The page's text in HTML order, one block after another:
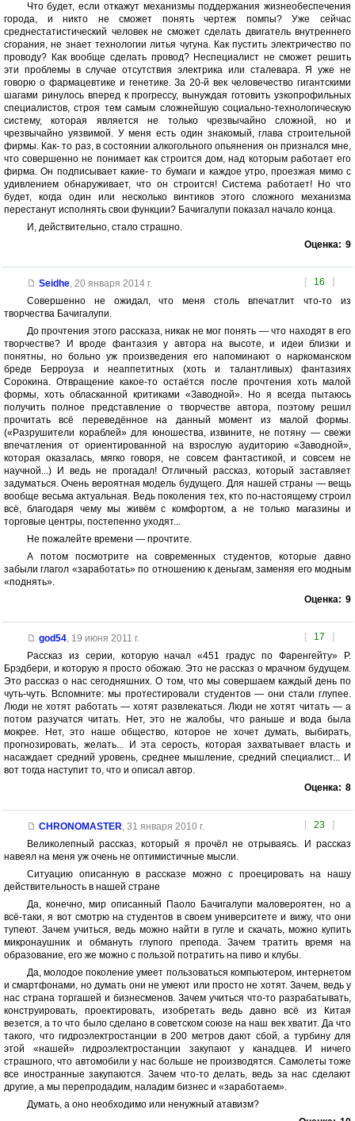
Что будет, если откажут механизмы поддержания жизнеобеспечения
города, и никто не сможет понять чертеж помпы? Уже сейчас
среднестатистический человек не сможет сделать двигатель внутреннего
сгорания, не знает технологии литья чугуна. Как пустить электричество по
проводу? Как вообще сделать провод? Неспециалист не сможет решить
эти проблемы в случае отсутствия электрика или сталевара. Я уже не
говорю о фармацевтике и генетике. За 20-й век человечество гигантскими
шагами ринулось вперед к прогрессу, вынуждая готовить узкопрофильных
специалистов, строя тем самым сложнейшую социально-технологическую
систему, которая является не только чрезвычайно сложной, но и
чрезвычайно уязвимой. У меня есть один знакомый, глава строительной
фирмы. Как- то раз, в состоянии алкогольного опьянения он признался мне,
что совершенно не понимает как строится дом, над которым работает его
фирма. Он подписывает какие- то бумаги и каждое утро, проезжая мимо с
удивлением обнаруживает, что он строится! Система работает! Но что
будет, когда один или несколько винтиков этого сложного механизма
перестанут исполнять свои функции? Бачигалупи показал начало конца.
И, действительно, стало страшно.
Оценка: 9
[ 16 ]
Seidhe, 20 января 2014 г.
Совершенно не ожидал, что меня столь впечатлит что-то из
творчества Бачигалупи.
До прочтения этого рассказа, никак не мог понять — что находят в его
творчестве? И вроде фантазия у автора на высоте, и идеи близки и
понятны, но больно уж произведения его напоминают о наркоманском
бреде Берроуза и неаппетитных (хоть и талантливых) фантазиях
Сорокина. Отвращение какое-то остаётся после прочтения хоть малой
формы, хоть обласканной критиками «Заводной». Но я всегда пытаюсь
получить полное представление о творчестве автора, поэтому решил
прочитать всё переведённое на данный момент из малой формы.
(«Разрушители кораблей» для юношества, извините, не потяну — свежи
впечатления от ориентированной на взрослую аудиторию «Заводной»,
которая оказалась, мягко говоря, не совсем фантастикой, и совсем не
научной...) И ведь не прогадал! Отличный рассказ, который заставляет
задуматься. Очень вероятная модель будущего. Для нашей страны — вещь
вообще весьма актуальная. Ведь поколения тех, кто по-настоящему строил
всё, благодаря чему мы живём с комфортом, а не только магазины и
торговые центры, постепенно уходят...
Не пожалейте времени — прочтите.
А потом посмотрите на современных студентов, которые давно
забыли глагол «заработать» по отношению к деньгам, заменяя его модным
«поднять».
Оценка: 9
[ 17 ]
god54, 19 июня 2011 г.
Рассказ из серии, которую начал «451 градус по Фаренгейту» Р.
Брэдбери, и которую я просто обожаю. Это не рассказ о мрачном будущем.
Это рассказ о нас сегодняшних. О том, что мы совершаем каждый день по
чуть-чуть. Вспомните: мы протестировали студентов — они стали глупее.
Люди не хотят работать — хотят развлекаться. Люди не хотят читать — а
потом разучатся читать. Нет, это не жалобы, что раньше и вода была
мокрее. Нет, это наше общество, которое не хочет думать, выбирать,
прогнозировать, желать... И эта серость, которая захватывает власть и
насаждает средний уровень, среднее мышление, средний специалист... И
вот тогда наступит то, что и описал автор.
Оценка: 8
[ 23 ]
CHRONOMASTER, 31 января 2010 г.
Великолепный рассказ, который я прочёл не отрываясь. И рассказ
навеял на меня уж очень не оптимистичные мысли.
Ситуацию описанную в рассказе можно с проецировать на нашу
действительность в нашей стране
Да, конечно, мир описанный Паоло Бачигалупи маловероятен, но а
всё-таки, я вот смотрю на студентов в своем университете и вижу, что они
тупеют. Зачем учиться, ведь можно найти в гугле и скачать, можно купить
микронаушник и обмануть глупого препода. Зачем тратить время на
образование, его же можно с пользой потратить на пиво и клубы.
Да, молодое поколение умеет пользоваться компьютером, интернетом
и смартфонами, но думать они не умеют или просто не хотят. Зачем, ведь у
нас страна торгашей и бизнесменов. Зачем учиться что-то разрабатывать,
конструировать, проектировать, изобретать ведь давно всё из Китая
везется, а то что было сделано в советском союзе на наш век хватит. Да что
такого, что гидроэлектростанции в 200 метров дают сбой, а турбину для
этой «нашей» гидроэлектростанции закупают у канадцев. И ничего
страшного, что автомобили у нас больше не производятся. Самолеты тоже
все иностранные закупаются. Зачем что-то делать, ведь за нас сделают
другие, а мы перепродадим, наладим бизнес и «заработаем».
Думать, а оно необходимо или ненужный атавизм?